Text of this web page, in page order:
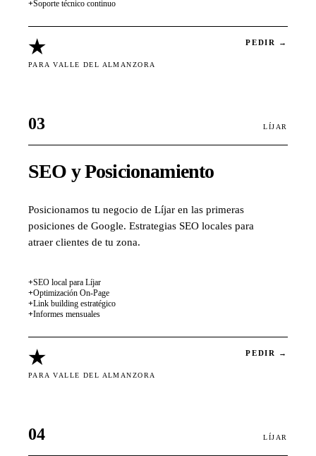
+Soporte técnico continuo
★
PARA VALLE DEL ALMANZORA
PEDIR →
03 LÍJAR
SEO y Posicionamiento
Posicionamos tu negocio de Líjar en las primeras
posiciones de Google. Estrategias SEO locales para
atraer clientes de tu zona.
+SEO local para Líjar
+Optimización On-Page
+Link building estratégico
+Informes mensuales
★
PARA VALLE DEL ALMANZORA
PEDIR →
04 LÍJAR